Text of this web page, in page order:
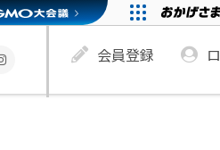
会員登録